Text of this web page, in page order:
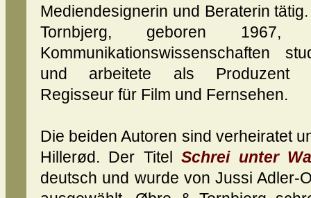
Mediendesignerin und Beraterin
Tornbjerg, geboren 1967,
Kommunikationswissenschaften
und arbeitete als Produzent
Regisseur für Film und Fernsehen.
Die beiden Autoren sind verheiratet
Hillerød. Der TitelSchrei unter
deutsch und wurde von Jussi Adler-